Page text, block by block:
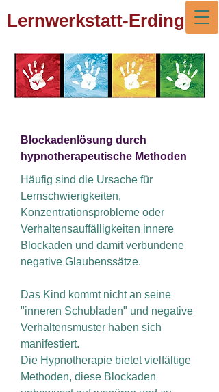
Lernwerkstatt-Erding
Blockadenlösung durch
hypnotherapeutische Methoden
Häufig sind die Ursache für
Lernschwierigkeiten,
Konzentrationsprobleme oder
Verhaltensauffälligkeiten innere
Blockaden und damit verbundene
negative Glaubenssätze.
Das Kind kommt nicht an seine
"inneren Schubladen" und negative
Verhaltensmuster haben sich
manifestiert.
Die Hypnotherapie bietet vielfältige
Methoden, diese Blockaden